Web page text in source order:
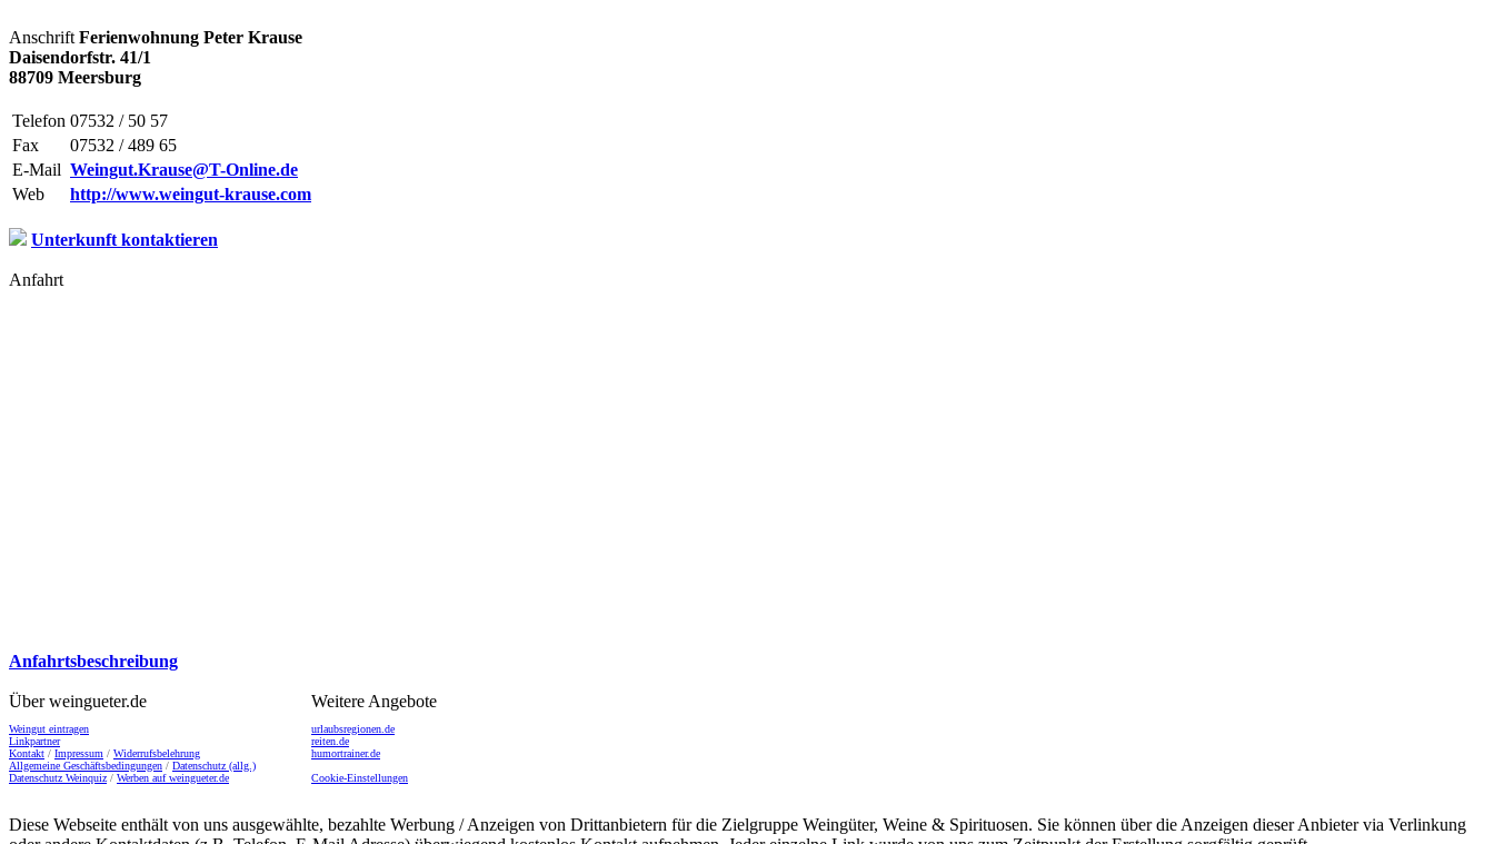
Anschrift Ferienwohnung Peter Krause
Daisendorfstr. 41/1
88709 Meersburg
Telefon 07532 / 50 57
Fax
07532 / 489 65
E-Mail Weingut.Krause@T-Online.de
Web
http://www.weingut-krause.com
Unterkunft kontaktieren
Anfahrt
Anfahrtsbeschreibung
Über weingueter.de
Weingut eintragen
Linkpartner
Kontakt / Impressum / Widerrufsbelehrung
Allgemeine Geschäftsbedingungen / Datenschutz (allg.)
Datenschutz Weinquiz / Werben auf weingueter.de
Weitere Angebote
urlaubsregionen.de
reiten.de
humortrainer.de
Cookie-Einstellungen
Diese Webseite enthält von uns ausgewählte, bezahlte Werbung / Anzeigen von Drittanbietern für die Zielgruppe Weingüter, Weine & Spirituosen. Sie können über die Anzeigen dieser Anbieter via Verlinkung